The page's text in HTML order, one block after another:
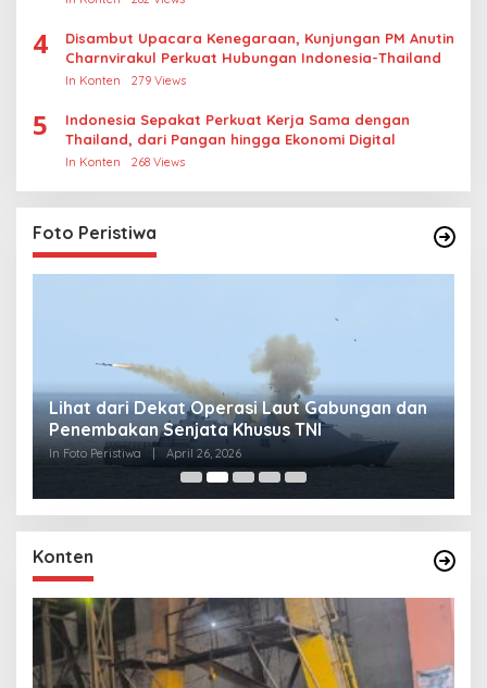
4
Disambut Upacara Kenegaraan, Kunjungan PM Anutin
Charnvirakul Perkuat Hubungan Indonesia-Thailand
In Konten 279 Views
5
Indonesia Sepakat Perkuat Kerja Sama dengan
Thailand, dari Pangan hingga Ekonomi Digital
In Konten 268 Views
Foto Peristiwa
Lihat dari Dekat Operasi Laut Gabungan dan
Penembakan Senjata Khusus TNI
In Foto Peristiwa | April 26, 2026
Konten